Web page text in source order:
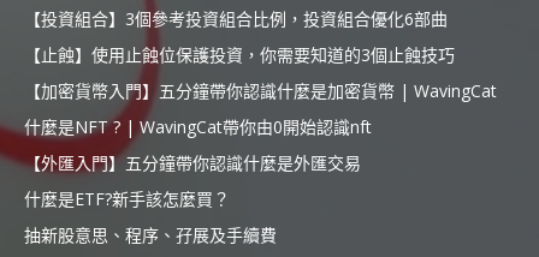
【投資組合】3個參考投資組合比例，投資組合優化6部曲
【止蝕】使用止蝕位保護投資，你需要知道的3個止蝕技巧
【加密貨幣入門】五分鐘帶你認識什麼是加密貨幣 | WavingCat
什麼是NFT ? | WavingCat帶你由0開始認識nft
【外匯入門】五分鐘帶你認識什麼是外匯交易
什麼是ETF?新手該怎麼買？
抽新股意思、程序、孖展及手續費